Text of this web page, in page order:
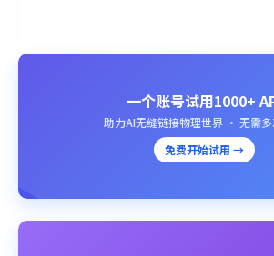
一个账号试用1000+
助力AI无缝链接物理世界 · 无需
免费开始试用 →